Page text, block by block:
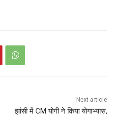
Next article
झांसी में CM योगी ने किया योगाभ्यास,